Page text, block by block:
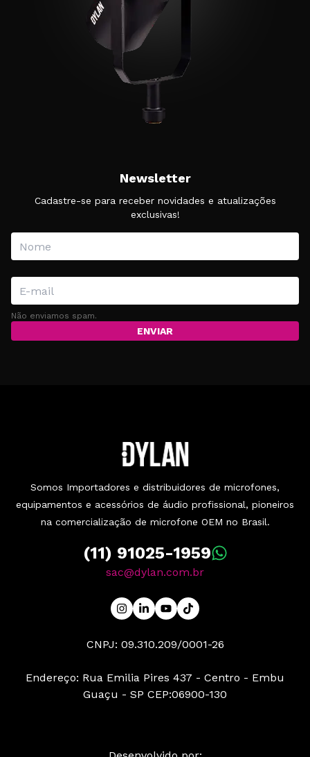
Newsletter
Cadastre-se para receber novidades e atualizações
exclusivas!
Não enviamos spam.
ENVIAR
Somos Importadores e distribuidores de microfones,
equipamentos e acessórios de áudio profissional, pioneiros
na comercialização de microfone OEM no Brasil.
(11) 91025-1959
sac@dylan.com.br
CNPJ: 09.310.209/0001-26
Endereço: Rua Emilia Pires 437 - Centro - Embu
Guaçu - SP CEP:06900-130